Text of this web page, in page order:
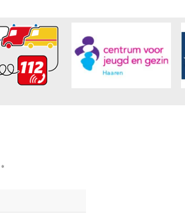
*